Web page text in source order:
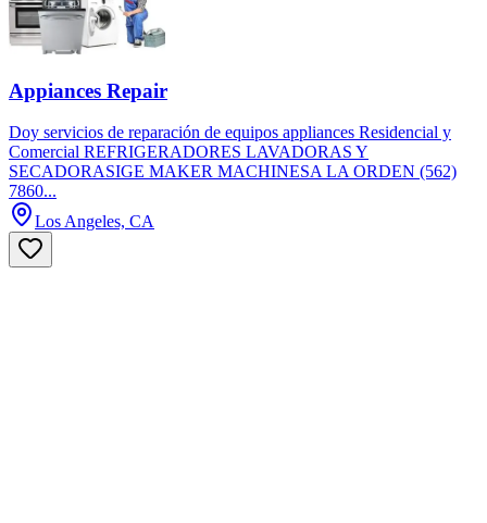
Appiances Repair
Doy servicios de reparación de equipos appliances Residencial y
Comercial REFRIGERADORES LAVADORAS Y
SECADORASIGE MAKER MACHINESA LA ORDEN (562)
7860...
Los Angeles, CA